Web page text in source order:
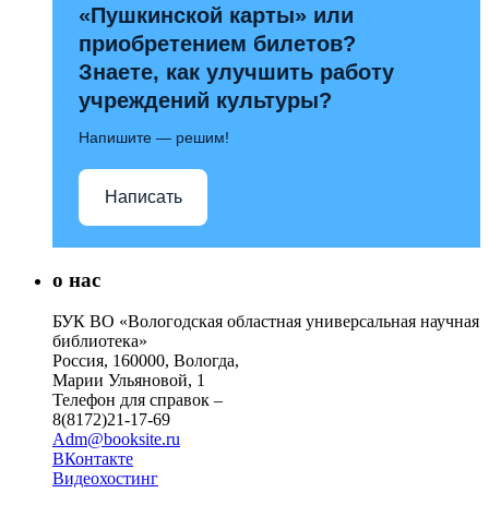
«Пушкинской карты» или
приобретением билетов?
Знаете, как улучшить работу
учреждений культуры?
Напишите — решим!
Написать
о нас
БУК ВО «Вологодская областная универсальная научная
библиотека»
Россия, 160000, Вологда,
Марии Ульяновой, 1
Телефон для справок –
8(8172)21-17-69
Adm@booksite.ru
ВКонтакте
Видеохостинг